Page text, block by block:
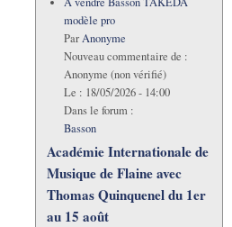
modèle pro
ParAnonyme
Nouveau commentaire de :
Anonyme (non vérifié)
Le : 18/05/2026 - 14:00
Dans le forum :
Basson
Académie Internationale de
Musique de Flaine avec
Thomas Quinquenel du 1er
au 15 août